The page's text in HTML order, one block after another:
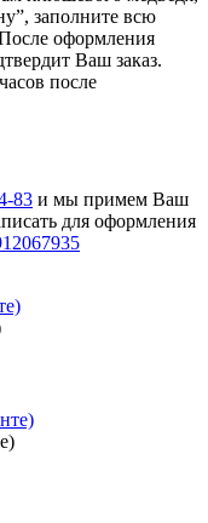
заполните всю
оформления
Ваш заказ.
после
83 и мы примем Ваш
для оформления